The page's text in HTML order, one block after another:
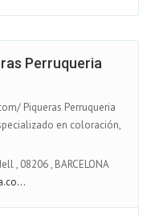
Perruqueria
Piqueras Perruqueria
en coloración,
, 08206, BARCELONA